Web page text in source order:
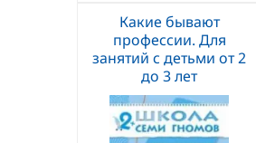
Какие бывают
профессии. Для
занятий с детьми от 2
до 3 лет